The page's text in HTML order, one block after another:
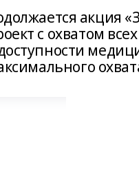
акция
с охватом